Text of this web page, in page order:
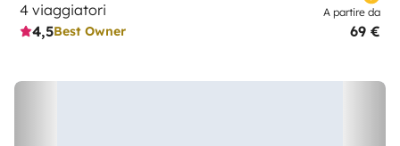
4 viaggiatori
4,5Best Owner
A partire da
69 €